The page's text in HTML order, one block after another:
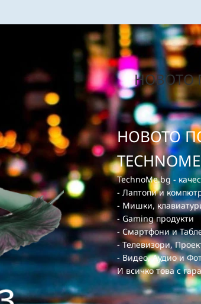
НОВОТО
НОВОТО
TechnoMe.bg -
- Лаптопи и
- Мишки,
- Gaming продукти
- Смартфони и
- Телевизори,
- Видео, Аудио и
И всичко това с